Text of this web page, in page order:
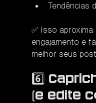
Tendências
✅ Isso
engajamento e
melhor seus
6️⃣
(e edite